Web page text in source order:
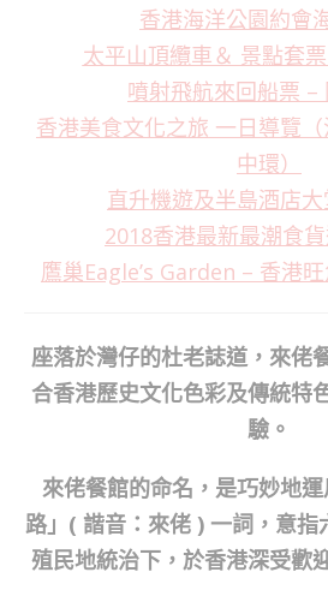
香港海洋公園約會
太平山頂纜車＆ 景點套票
噴射飛航來回船票 –
香港美食文化之旅 一日導覽
中環）
直升機遊及半島酒店
2018香港最新最潮食
鷹巢Eagle’s Garden – 香港
座落於灣仔的杜老誌道，來佬
合香港歷史文化色彩及傳統特
驗。
來佬餐館的命名，是巧妙地
路」( 諧音：來佬 ) 一詞，意指
殖民地統治下，於香港深受歡